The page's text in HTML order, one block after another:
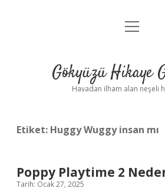
Anasayfa
Yasal Uyarı
menüyü
Gökyüzü Hikaye
Havadan ilham alan neşeli
Etiket: Huggy Wuggy insan mı
Poppy Playtime 2
Tarih: Ocak 27, 2025